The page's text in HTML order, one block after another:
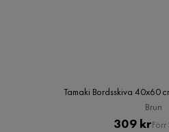
Tamaki Bordsskiva 40x60
Brun
Pris
309 kr